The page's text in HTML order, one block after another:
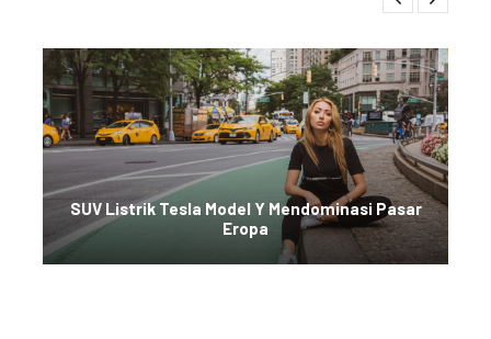
SUV Listrik Tesla Model Y Mendominasi Pasar
Eropa